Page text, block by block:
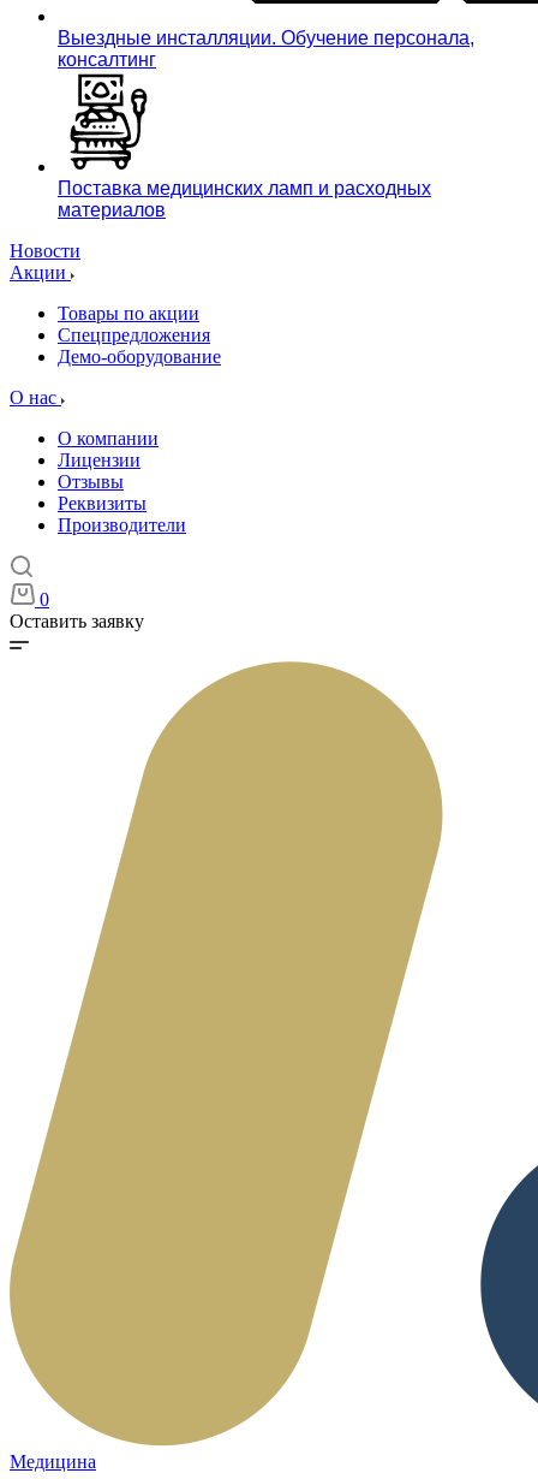
Выездные инсталляции. Обучение персонала,
консалтинг
Поставка медицинских ламп и расходных
материалов
Новости
Акции
Товары по акции
Спецпредложения
Демо-оборудование
О нас
О компании
Лицензии
Отзывы
Реквизиты
Производители
0
Оставить заявку
Медицина